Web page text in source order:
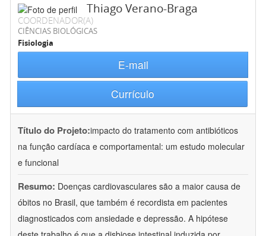
Thiago Verano-Braga
COORDENADOR(A)
CIÊNCIAS BIOLÓGICAS
Fisiologia
E-mail
Currículo
Título do Projeto:impacto do tratamento com antibióticos
na função cardíaca e comportamental: um estudo molecular
e funcional
Resumo: Doenças cardiovasculares são a maior causa de
óbitos no Brasil, que também é recordista em pacientes
diagnosticados com ansiedade e depressão. A hipótese